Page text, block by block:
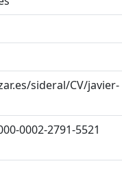
sideral/CV/javier-
0002-2791-5521